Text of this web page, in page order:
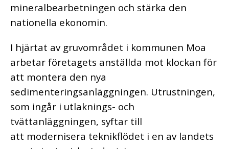
mineralbearbetningen och stärka den
nationella ekonomin.
I hjärtat av gruvområdet i kommunen Moa
arbetar företagets anställda mot klockan för
att montera den nya
sedimenteringsanläggningen. Utrustningen,
som ingår i utlaknings- och
tvättanläggningen, syftar till
att modernisera teknikflödet i en av landets